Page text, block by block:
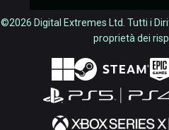
©2026 Digital Extremes Ltd. Tutti i
proprietà dei